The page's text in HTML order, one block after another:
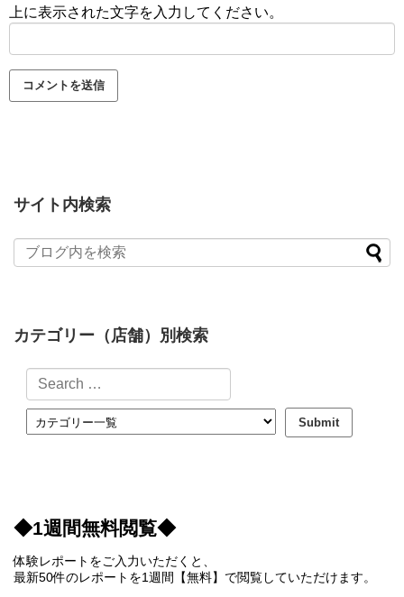
上に表示された文字を入力してください。
サイト内検索
カテゴリー（店舗）別検索
◆1週間無料閲覧◆
体験レポートをご入力いただくと、
最新50件のレポートを1週間【無料】で閲覧していただけます。